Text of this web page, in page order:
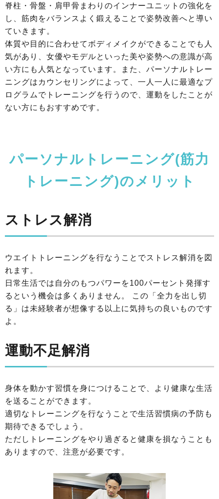
脊柱・骨盤・肩甲骨まわりのインナーユニットの強化を
し、筋肉をバランスよく鍛えることで姿勢改善へと導い
ていきます。
体質や目的に合わせてボディメイクができることでも人
気があり、女優やモデルといった美や姿勢への意識が高
い方にも人気となっています。また、パーソナルトレー
ニングはカウンセリングによって、一人一人に最適なプ
ログラムでトレーニングを行うので、運動をしたことが
ない方にもおすすめです。
パーソナルトレーニング(筋力
トレーニング)のメリット
ストレス解消
ウエイトトレーニングを行なうことでストレス解消を図
れます。
日常生活では自分のもつパワーを100パーセント発揮す
るという機会は多くありません。 この「全力を出し切
る」は未経験者が想像する以上に気持ちの良いものです
よ。
運動不足解消
身体を動かす習慣を身につけることで、より健康な生活
を送ることができます。
適切なトレーニングを行なうことで生活習慣病の予防も
期待できるでしょう。
ただしトレーニングをやり過ぎると健康を損なうことも
ありますので、注意が必要です。